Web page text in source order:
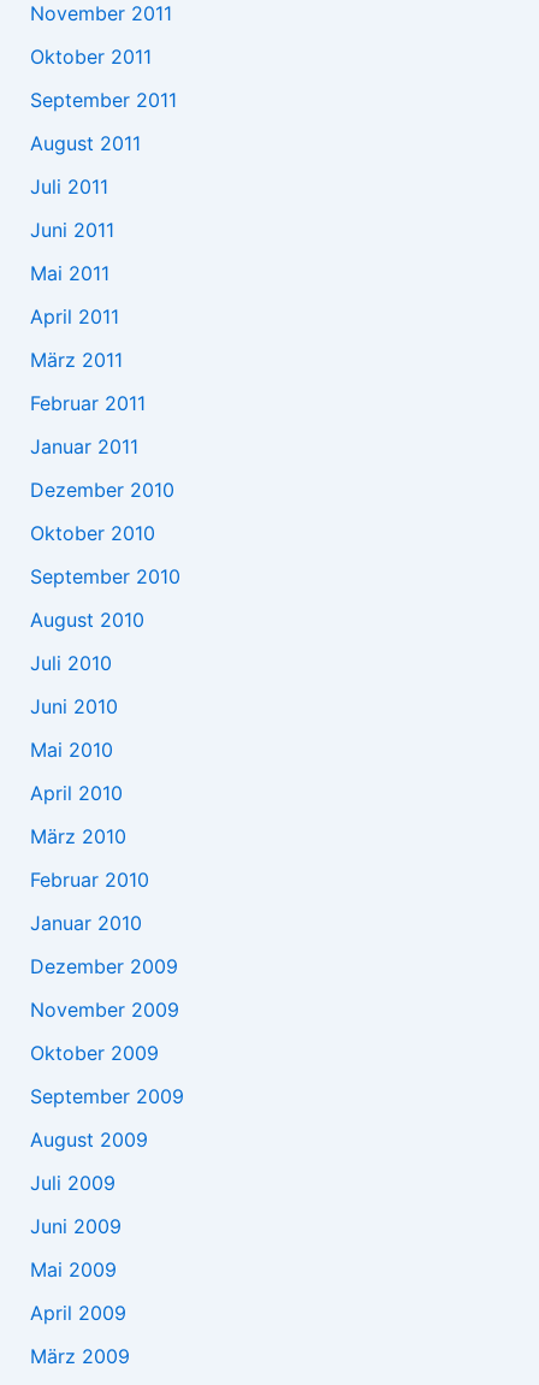
November 2011
Oktober 2011
September 2011
August 2011
Juli 2011
Juni 2011
Mai 2011
April 2011
März 2011
Februar 2011
Januar 2011
Dezember 2010
Oktober 2010
September 2010
August 2010
Juli 2010
Juni 2010
Mai 2010
April 2010
März 2010
Februar 2010
Januar 2010
Dezember 2009
November 2009
Oktober 2009
September 2009
August 2009
Juli 2009
Juni 2009
Mai 2009
April 2009
März 2009